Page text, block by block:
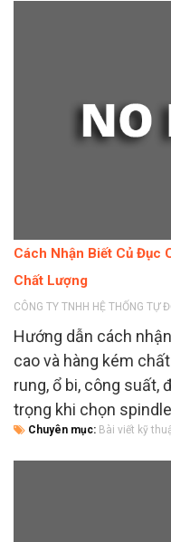
Cách Nhận Biết Củ Đục
Chất Lượng
CÔNG TY TNHH HỆ THỐNG
Hướng dẫn cách
cao và hàng kém
rung, ổ bi, công suất,
trọng khi chọn
Chuyên mục: Bài viết kỹ